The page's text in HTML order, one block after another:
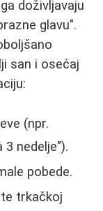
doživljavaju
glavu".
san i osećaj
(npr.
nedelje").
pobede.
trkačkoj